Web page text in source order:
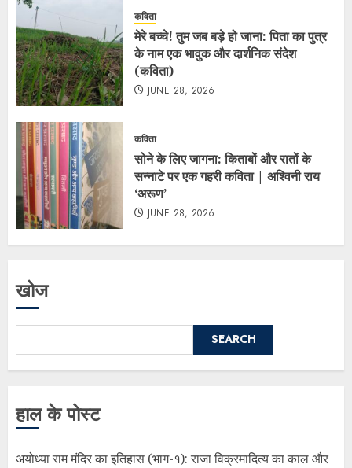
कविता
मेरे बच्चे! तुम जब बड़े हो जाना: पिता का पुत्र
के नाम एक भावुक और दार्शनिक संदेश
(कविता)
JUNE 28, 2026
कविता
सोने के लिए जागना: किताबों और रातों के
सन्नाटे पर एक गहरी कविता | अश्विनी राय
‘अरूण’
JUNE 28, 2026
खोज
SEARCH
हाल के पोस्ट
अयोध्या राम मंदिर का इतिहास (भाग-१): राजा विक्रमादित्य का काल और